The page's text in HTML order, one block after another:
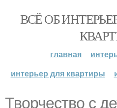
ВСЁ ОБ
главная
интерьер для квартиры
Творчество с